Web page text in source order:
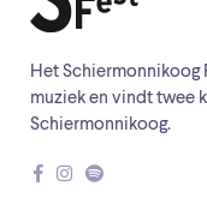
Het Schiermonnikoog
muziek en vindt twee
Schiermonnikoog.